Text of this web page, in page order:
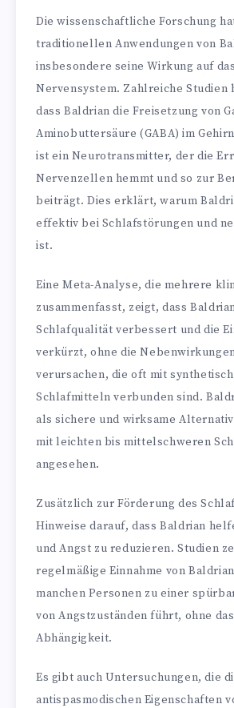
Die wissenschaftliche Forschung
traditionellen Anwendungen von
insbesondere seine Wirkung auf
Nervensystem. Zahlreiche Studien
dass Baldrian die Freisetzung von
Aminobuttersäure (GABA) im
ist ein Neurotransmitter, der die
Nervenzellen hemmt und so zur
beiträgt. Dies erklärt, warum
effektiv bei Schlafstörungen und
ist.
Eine Meta-Analyse, die mehrere
zusammenfasst, zeigt, dass
Schlafqualität verbessert und die
verkürzt, ohne die
verursachen, die oft mit
Schlafmitteln verbunden sind.
als sichere und wirksame
mit leichten bis mittelschweren
angesehen.
Zusätzlich zur Förderung des
Hinweise darauf, dass Baldrian
und Angst zu reduzieren. Studien
regelmäßige Einnahme von
manchen Personen zu einer
von Angstzuständen führt, ohne
Abhängigkeit.
Es gibt auch Untersuchungen, die
antispasmodischen Eigenschaften